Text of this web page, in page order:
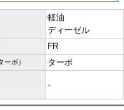
軽油
ディーゼル
FR
ーボ） ターボ
-